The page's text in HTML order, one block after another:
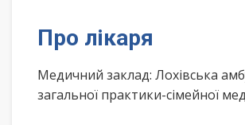
Про лікаря
Медичний заклад: Лохівська
загальної практики-сімейної